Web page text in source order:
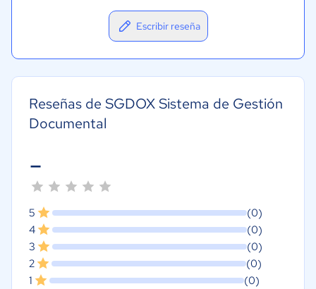
Escribir reseña
Reseñas de SGDOX Sistema de Gestión
Documental
-
5
(0)
4
(0)
3
(0)
2
(0)
1
(0)